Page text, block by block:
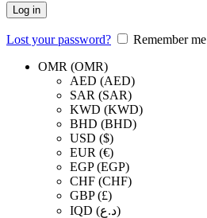
Log in
Lost your password?
Remember me
OMR (OMR)
AED (AED)
SAR (SAR)
KWD (KWD)
BHD (BHD)
USD ($)
EUR (€)
EGP (EGP)
CHF (CHF)
GBP (£)
IQD (د.ع)